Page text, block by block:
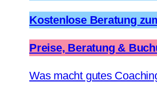
Kostenlose Beratung
Preise, Beratung &
Was macht gutes